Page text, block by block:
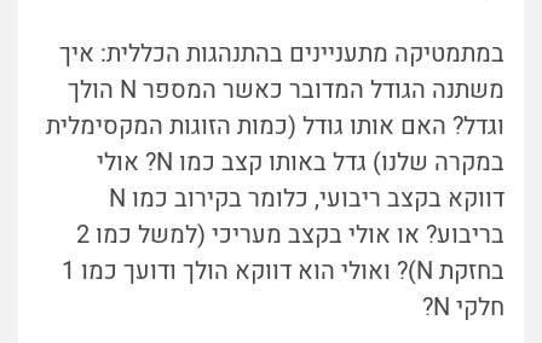
במתמטיקה מתעניינים בהתנהגות הכללית: איך
משתנה הגודל המדובר כאשר המספר N הולך
וגדל? האם אותו גודל (כמות הזוגות המקסימלית
במקרה שלנו) גדל באותו קצב כמו N? אולי
דווקא בקצב ריבועי, כלומר בקירוב כמו N
בריבוע? או אולי בקצב מעריכי (למשל כמו 2
בחזקת N)? ואולי הוא דווקא הולך ודועך כמו 1
חלקי N?